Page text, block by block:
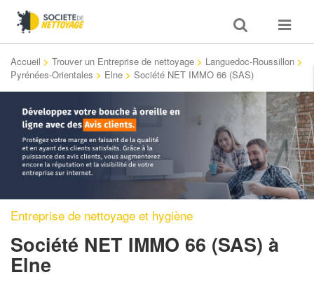
Toggle
search
Toggle
Accueil > Trouver un Entreprise de nettoyage > Languedoc-Roussillon >
Pyrénées-Orientales > Elne > Société NET IMMO 66 (SAS)
Entreprise de nettoyage et hygiène
Société NET IMMO 66 (SAS) à
Elne